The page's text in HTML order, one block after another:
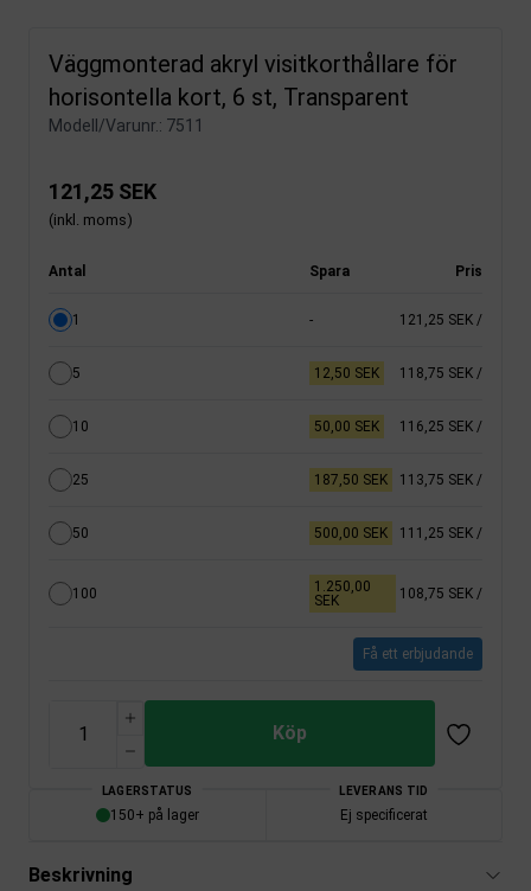
Väggmonterad akryl visitkorthållare för
horisontella kort, 6 st, Transparent
Modell/Varunr.: 7511
121,25 SEK
(inkl. moms)
Antal Spara Pris
1 - 121,25 SEK /
5 12,50 SEK 118,75 SEK /
10 50,00 SEK 116,25 SEK /
25 187,50 SEK 113,75 SEK /
50 500,00 SEK 111,25 SEK /
100
1.250,00
SEK
108,75 SEK /
Få ett erbjudande
Köp
LAGERSTATUS
150+ på lager
LEVERANS TID
Ej specificerat
Beskrivning